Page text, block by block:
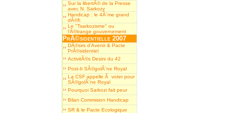
Sur la libertÃ© de la Presse
avec N. Sarkozy
Handicap : le 4Ã¨me grand
dÃ©fi
Le "Tsarkozisme" ou
l'Ã©trange gouvernement
PrÃ©sidentielle 2007
DÃ©sirs d'Avenir & Pacte
PrÃ©sidentiel
ActivitÃ©s Desirs du 42
Post-It SÃ©golÃ¨ne Royal
La CSF appelle Ã voter pour
SÃ©golÃ¨ne Royal
Pourquoi Sarkozi fait peur
Bilan Commision Handicap
SR & le Pacte Ecologique